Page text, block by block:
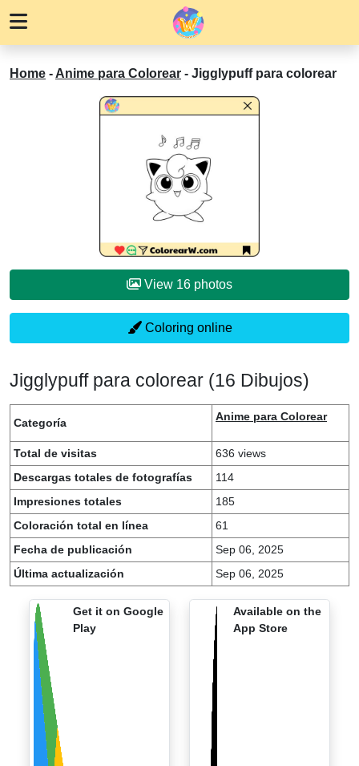
Home - Anime para Colorear - Jigglypuff para colorear
View 16 photos
Coloring online
Jigglypuff para colorear (16 Dibujos)
Categoría Anime para Colorear
Total de visitas
636 views
Descargas totales de fotografías
114
Impresiones totales
185
Coloración total en línea
61
Fecha de publicación
Sep 06, 2025
Última actualización
Sep 06, 2025
Get it on Google
Play
Available on the
App Store